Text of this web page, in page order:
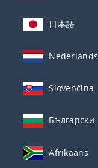
日本語
Nederlands
Slovenčina
Български
Afrikaans